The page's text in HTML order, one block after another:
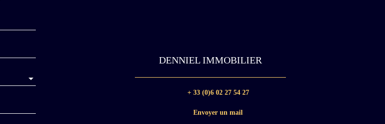
DENNIEL IMMOBILIER
+ 33 (0)6 02 27 54 27
Envoyer un mail